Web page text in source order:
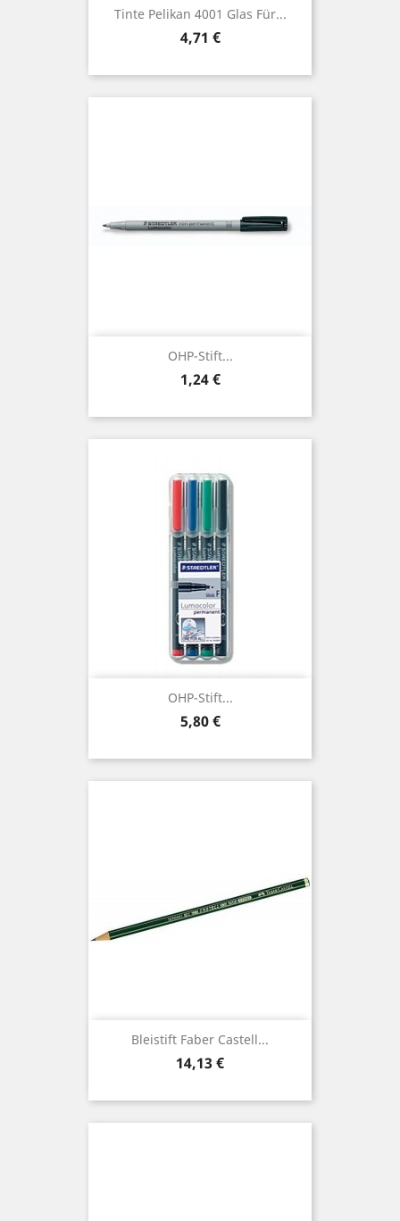
Tinte Pelikan 4001 Glas Für...
Preis
4,71 €
OHP-Stift...
Preis
1,24 €
OHP-Stift...
Preis
5,80 €
Bleistift Faber Castell...
Preis
14,13 €